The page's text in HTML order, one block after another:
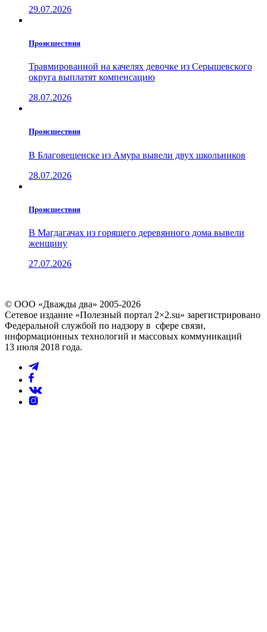
29.07.2026
Проиcшествия
Травмированной на качелях девочке из Серышевского
округа выплатят компенсацию
28.07.2026
Проиcшествия
В Благовещенске из Амура вывели двух школьников
28.07.2026
Проиcшествия
В Магдагачах из горящего деревянного дома вывели
женщину
27.07.2026
© ООО «Дважды два» 2005-2026
Сетевое издание «Полезный портал 2×2.su» зарегистрировано
Федеральной службой по надзору в сфере связи,
информационных технологий и массовых коммуникаций
13 июля 2018 года.